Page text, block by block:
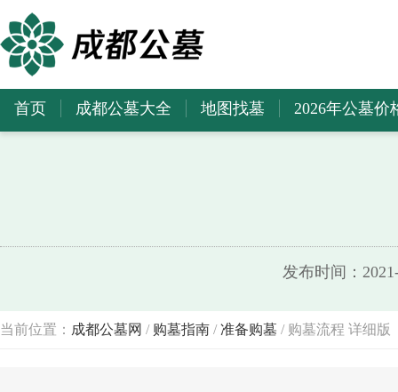
首页 成都公墓大全 地图找墓 2026年公墓价
发布时间：
当前位置： 成都公墓网 / 购墓指南 /准备购墓 / 购墓流程 详细版